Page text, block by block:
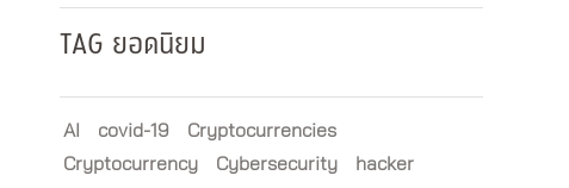
TAG ยอดนิยม
AI covid-19
Cryptocurrencies
Cryptocurrency
Cybersecurity
hacker